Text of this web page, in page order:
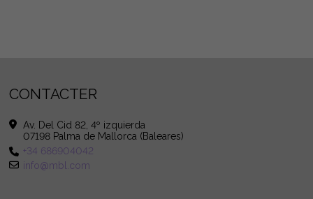
CONTACTER
Av. Del Cid 82, 4º izquierda
07198 Palma de Mallorca (Baleares)
+34 686904042
info@mbl.com